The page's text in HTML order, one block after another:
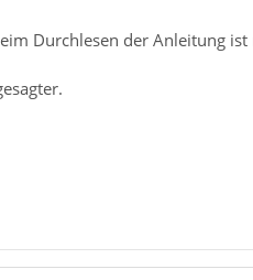
Durchlesen der Anleitung